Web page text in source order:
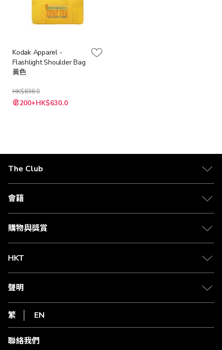
Kodak Apparel -
Flashlight Shoulder Bag
黃色
HK$838.0
特
殊 200+HK$630.0
The Club
關於 The Club
合作夥伴
媒體中心
會籍
會籍及專屬禮遇
賺取積分
購物與獎賞
物流與配送
Club Shopping 商品領取站
常見問題
HKT
csl.
1010
HKT
聲明
私隱聲明
使用條款
條款及細則
不歧視及不騷擾聲明
繁 EN
聯絡我們